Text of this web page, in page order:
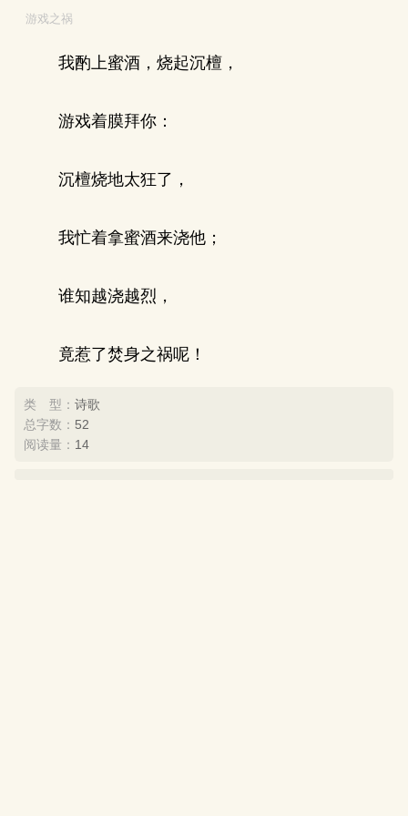
游戏之祸
我酌上蜜酒，烧起沉檀，
游戏着膜拜你：
沉檀烧地太狂了，
我忙着拿蜜酒来浇他；
谁知越浇越烈，
竟惹了焚身之祸呢！
类 型： 诗歌
总字数： 52
阅读量： 14